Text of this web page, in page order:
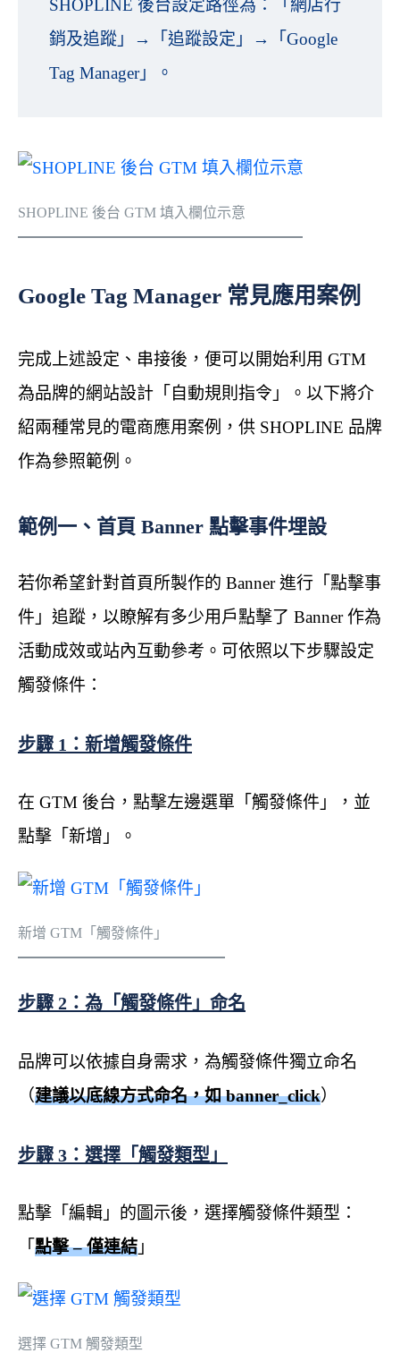
SHOPLINE 後台設定路徑為：「網店行
銷及追蹤」→「追蹤設定」→「Google
Tag Manager」。
SHOPLINE 後台 GTM 填入欄位示意
Google Tag Manager 常見應用案例
完成上述設定、串接後，便可以開始利用 GTM
為品牌的網站設計「自動規則指令」。以下將介
紹兩種常見的電商應用案例，供 SHOPLINE 品牌
作為參照範例。
範例一、首頁 Banner 點擊事件埋設
若你希望針對首頁所製作的 Banner 進行「點擊事
件」追蹤，以瞭解有多少用戶點擊了 Banner 作為
活動成效或站內互動參考。可依照以下步驟設定
觸發條件：
步驟 1：新增觸發條件
在 GTM 後台，點擊左邊選單「觸發條件」，並
點擊「新增」。
新增 GTM「觸發條件」
步驟 2：為「觸發條件」命名
品牌可以依據自身需求，為觸發條件獨立命名
（建議以底線方式命名，如 banner_click）
步驟 3：選擇「觸發類型」
點擊「編輯」的圖示後，選擇觸發條件類型：
「 點擊 – 僅連結 」
選擇 GTM 觸發類型